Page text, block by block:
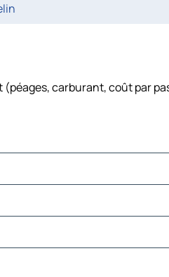
carburant, coût par